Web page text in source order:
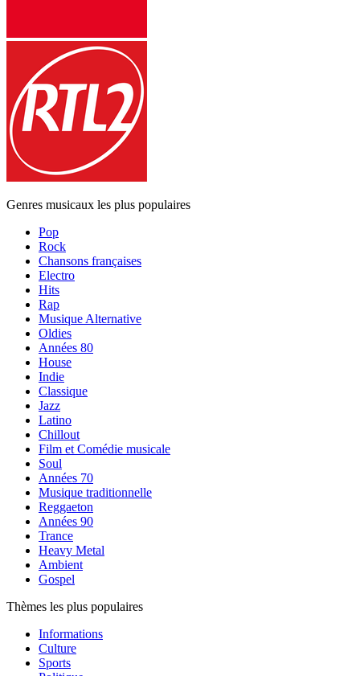
Genres musicaux les plus populaires
Pop
Rock
Chansons françaises
Electro
Hits
Rap
Musique Alternative
Oldies
Années 80
House
Indie
Classique
Jazz
Latino
Chillout
Film et Comédie musicale
Soul
Années 70
Musique traditionnelle
Reggaeton
Années 90
Trance
Heavy Metal
Ambient
Gospel
Thèmes les plus populaires
Informations
Culture
Sports